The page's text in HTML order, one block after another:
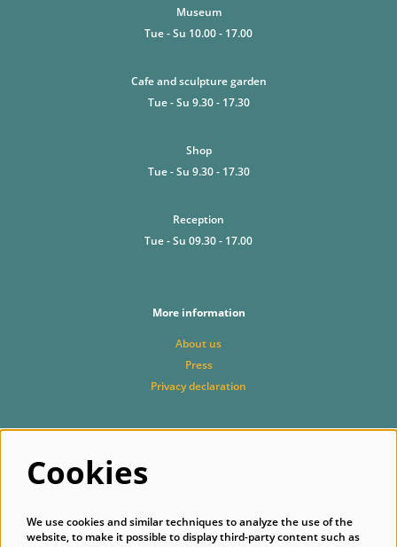
Museum
Tue - Su 10.00 - 17.00
Cafe and sculpture garden
Tue - Su 9.30 - 17.30
Shop
Tue - Su 9.30 - 17.30
Reception
Tue - Su 09.30 - 17.00
More information
About us
Press
Privacy declaration
Cookies
We use cookies and similar techniques to analyze the use of the
website, to make it possible to display third-party content such as